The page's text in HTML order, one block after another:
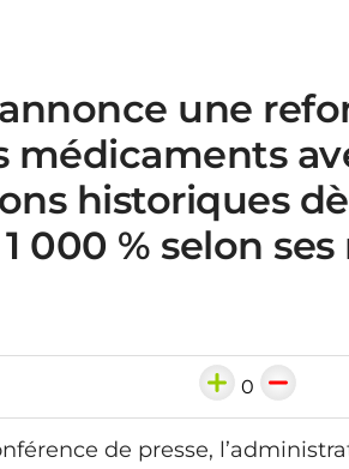
une
médicaments
historiques
1 000 % selon
0
de presse,